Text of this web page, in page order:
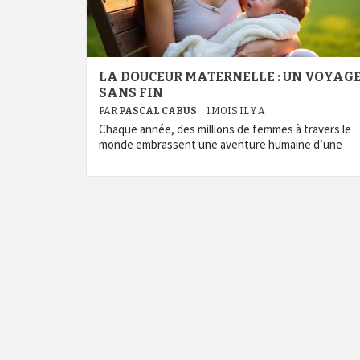
LA DOUCEUR MATERNELLE : UN
SANS FIN
PAR PASCAL CABUS 1 MOIS IL Y A
Chaque année, des millions de femmes à travers le
monde embrassent une aventure humaine d’une